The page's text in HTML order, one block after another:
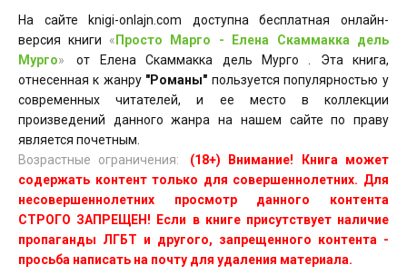
На сайте knigi-onlajn.com доступна бесплатная онлайн-
версия книги « Просто Марго - Елена Скаммакка дель
Мурго»
от Елена Скаммакка дель Мурго . Эта книга,
отнесенная к жанру "Романы" пользуется популярностью у
современных читателей, и ее место в коллекции
произведений данного жанра на нашем сайте по праву
является почетным.
Возрастные ограничения:
(18+) Внимание! Книга может
содержать контент только для совершеннолетних. Для
несовершеннолетних просмотр данного контента
СТРОГО ЗАПРЕЩЕН! Если в книге присутствует наличие
пропаганды ЛГБТ и другого, запрещенного контента -
просьба написать на почту для удаления материала.